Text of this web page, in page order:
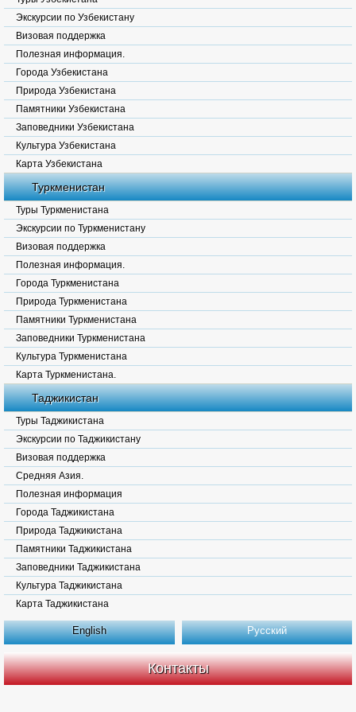
Экскурсии по Узбекистану
Визовая поддержка
Полезная информация.
Города Узбекистана
Природа Узбекистана
Памятники Узбекистана
Заповедники Узбекистана
Культура Узбекистана
Карта Узбекистана
Туркменистан
Туры Туркменистана
Экскурсии по Туркменистану
Визовая поддержка
Полезная информация.
Города Туркменистана
Природа Туркменистана
Памятники Туркменистана
Заповедники Туркменистана
Культура Туркменистана
Карта Туркменистана.
Таджикистан
Туры Таджикистана
Экскурсии по Таджикистану
Визовая поддержка
Средняя Азия.
Полезная информация
Города Таджикистана
Природа Таджикистана
Памятники Таджикистана
Заповедники Таджикистана
Культура Таджикистана
Карта Таджикистана
English Русский
Контакты